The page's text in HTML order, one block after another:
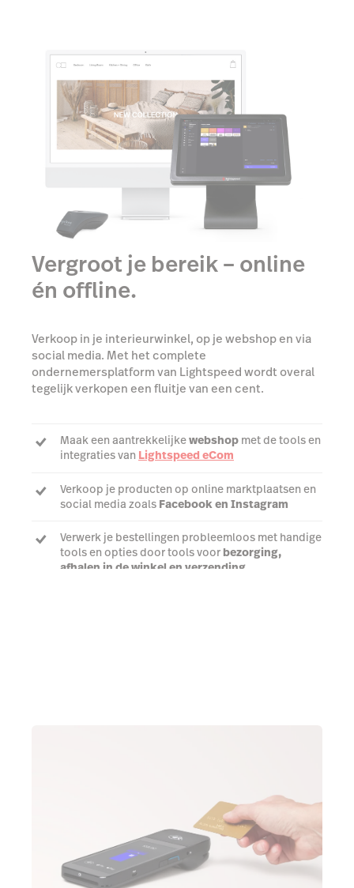
Vergroot je bereik – online
én offline.
Verkoop in je interieurwinkel, op je webshop en via
social media. Met het complete
ondernemersplatform van Lightspeed wordt overal
tegelijk verkopen een fluitje van een cent.
Maak een aantrekkelijkewebshop met de tools en
integraties van Lightspeed eCom
Verkoop je producten op online marktplaatsen en
social media zoals Facebook en Instagram
Verwerk je bestellingen probleemloos met handige
tools en opties door tools voor bezorging,
afhalen in de winkel en verzending